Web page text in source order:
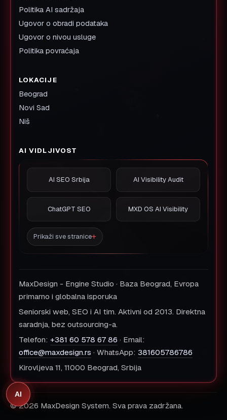
Politika AI sadržaja
Ugovor o obradi podataka
Ugovor o nivou usluge
Politika povraćaja
LOKACIJE
Beograd
Novi Sad
Niš
AI VIDLJIVOST
AI SEO Srbija AI Visibility Audit
ChatGPT SEO MXD OS AI Visibility
Prikaži sve stranice
MaxDesign - Engine Studio · Baza Beograd, Evropa
primarno i globalna isporuka
Seniorski web, SEO i AI tim. Aktivni od 2013. Direktna
saradnja, bez outsourcing-a.
Telefon: +381 60 578 67 86 · Email:
office@maxdesign.rs · WhatsApp: 381605786786
Kirovljeva 11, 11000 Beograd, Srbija
© 2026 MaxDesign System. Sva prava zadržana.
AI